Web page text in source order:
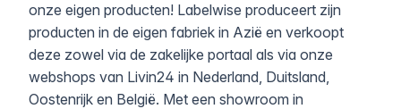
onze eigen producten! Labelwise produceert zijn
producten in de eigen fabriek in Azië en verkoopt
deze zowel via de zakelijke portaal als via onze
webshops van Livin24 in Nederland, Duitsland,
Oostenrijk en België. Met een showroom in